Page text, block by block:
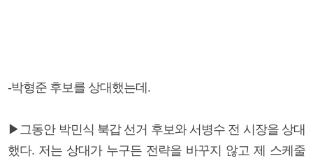
-박형준 후보를 상대했는데.
▶그동안 박민식 북갑 선거 후보와 서병수 전 시장을 상대
했다. 저는 상대가 누구든 전략을 바꾸지 않고 제 스케줄